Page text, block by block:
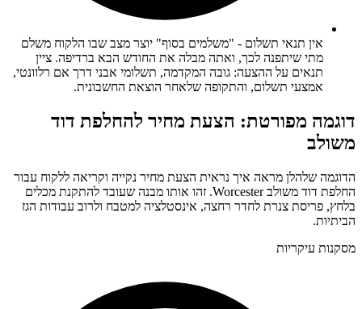
אין תנאי תשלום - "משלמים בסוף" יוצר מצב שבו הלקוח משלם
מתי שיתפנה לכך, ואתה מבלה את החודש הבא ברדיפה. ציין
תנאים על ההצעה: גובה המקדמה, תשלומי אבני דרך אם רלוונטי,
אמצעי תשלום, והתקופה שלאחר הוצאת החשבונית.
דוגמה מפורטת: הצעת מחיר להחלפת דוד
משולב
הדוגמה שלהלן מראה איך נראית הצעת מחיר נקייה וקריאה ללקוח עבור
החלפת דוד משולב Worcester. זהו אותו מבנה שעובד להתקנת מכלים
בלחץ, פריסת צנרת לחדר רחצה, אינסטלציה למטבח ולרוב עבודות הגז
הביתיות.
מסקנות עיקריות